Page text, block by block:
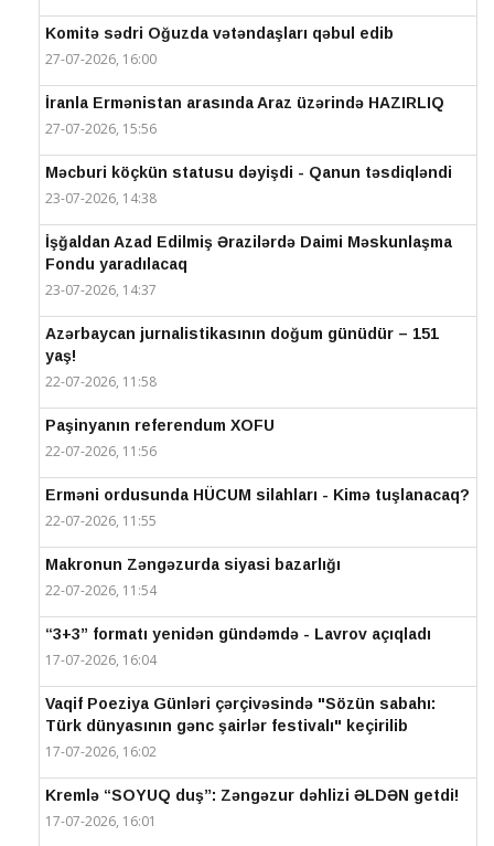
Komitə sədri Oğuzda vətəndaşları qəbul edib
27-07-2026, 16:00
İranla Ermənistan arasında Araz üzərində HAZIRLIQ
27-07-2026, 15:56
Məcburi köçkün statusu dəyişdi - Qanun təsdiqləndi
23-07-2026, 14:38
İşğaldan Azad Edilmiş Ərazilərdə Daimi Məskunlaşma
Fondu yaradılacaq
23-07-2026, 14:37
Azərbaycan jurnalistikasının doğum günüdür – 151
yaş!
22-07-2026, 11:58
Paşinyanın referendum XOFU
22-07-2026, 11:56
Erməni ordusunda HÜCUM silahları - Kimə tuşlanacaq?
22-07-2026, 11:55
Makronun Zəngəzurda siyasi bazarlığı
22-07-2026, 11:54
“3+3” formatı yenidən gündəmdə - Lavrov açıqladı
17-07-2026, 16:04
Vaqif Poeziya Günləri çərçivəsində "Sözün sabahı:
Türk dünyasının gənc şairlər festivalı" keçirilib
17-07-2026, 16:02
Kremlə “SOYUQ duş”: Zəngəzur dəhlizi ƏLDƏN getdi!
17-07-2026, 16:01